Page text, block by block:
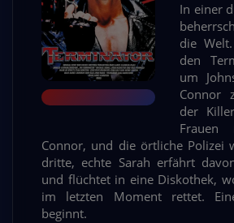
In einer
die
den
um
Connor
der
Frauen
Connor, und die örtliche Polizei
dritte, echte Sarah erfährt
und flüchtet in eine Diskothek,
im letzten Moment rettet.
beginnt.